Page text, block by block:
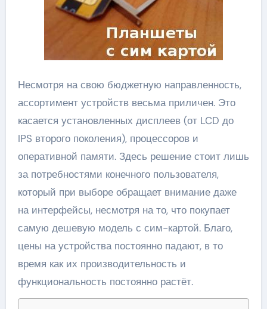
Несмотря на свою бюджетную направленность,
ассортимент устройств весьма приличен. Это
касается установленных дисплеев (от LCD до
IPS второго поколения), процессоров и
оперативной памяти. Здесь решение стоит лишь
за потребностями конечного пользователя,
который при выборе обращает внимание даже
на интерфейсы, несмотря на то, что покупает
самую дешевую модель с сим-картой. Благо,
цены на устройства постоянно падают, в то
время как их производительность и
функциональность постоянно растёт.